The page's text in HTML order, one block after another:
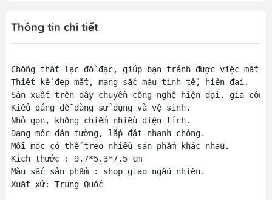
Thông tin chi tiết
Chống thất lạc đồ đạc, giúp bạn tránh được việc mất
Thiết kế đẹp mắt, mang sắc màu tinh tế, hiện đại.
Sản xuất trên dây chuyền công nghệ hiện đại, gia
Kiểu dáng dễ dàng sử dụng và vệ sinh.
Nhỏ gọn, không chiếm nhiều diện tích.
Dạng móc dán tường, lắp đặt nhanh chóng.
Mỗi móc có thể treo nhiều sản phẩm khác nhau.
Kích thước : 9.7*5.3*7.5 cm
Màu sắc sản phẩm : shop giao ngẫu nhiên.
Xuất xứ: Trung Quốc